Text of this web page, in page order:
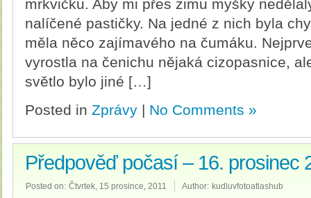
mrkvičku. Aby mi přes zimu myšky
nalíčené pastičky. Na jedné z nich byla
měla něco zajímavého na čumáku.
vyrostla na čenichu nějaká cizopasnice,
světlo bylo jiné […]
Posted in Zprávy | No Comments »
Předpověď počasí – 16. prosinec
Posted on: Čtvrtek, 15 prosince, 2011 Author: kudluvfotoatlashub